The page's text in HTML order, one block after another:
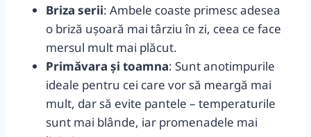
Briza serii: Ambele coaste primesc adesea
o briză ușoară mai târziu în zi, ceea ce face
mersul mult mai plăcut.
Primăvara și toamna: Sunt anotimpurile
ideale pentru cei care vor să meargă mai
mult, dar să evite pantele – temperaturile
sunt mai blânde, iar promenadele mai